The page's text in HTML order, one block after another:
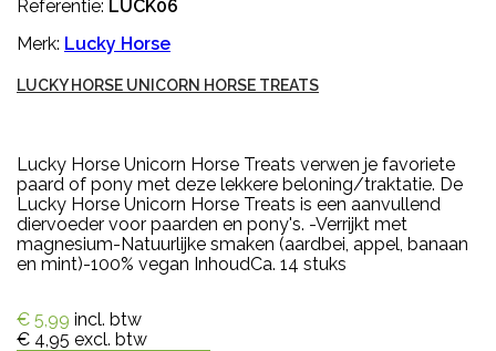
Referentie: LUCK06
Merk: Lucky Horse
LUCKY HORSE UNICORN HORSE TREATS
Lucky Horse Unicorn Horse Treats verwen je favoriete
paard of pony met deze lekkere beloning/traktatie. De
Lucky Horse Unicorn Horse Treats is een aanvullend
diervoeder voor paarden en pony's. -Verrijkt met
magnesium-Natuurlijke smaken (aardbei, appel, banaan
en mint)-100% vegan InhoudCa. 14 stuks
€ 5,99 incl. btw
€ 4,95 excl. btw